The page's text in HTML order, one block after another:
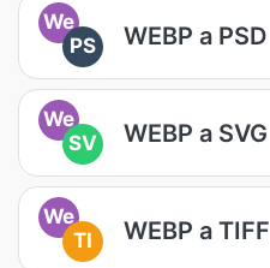
We
PS
WEBP a PSD
We
SV
WEBP a SVG
We
TI
WEBP a TIFF